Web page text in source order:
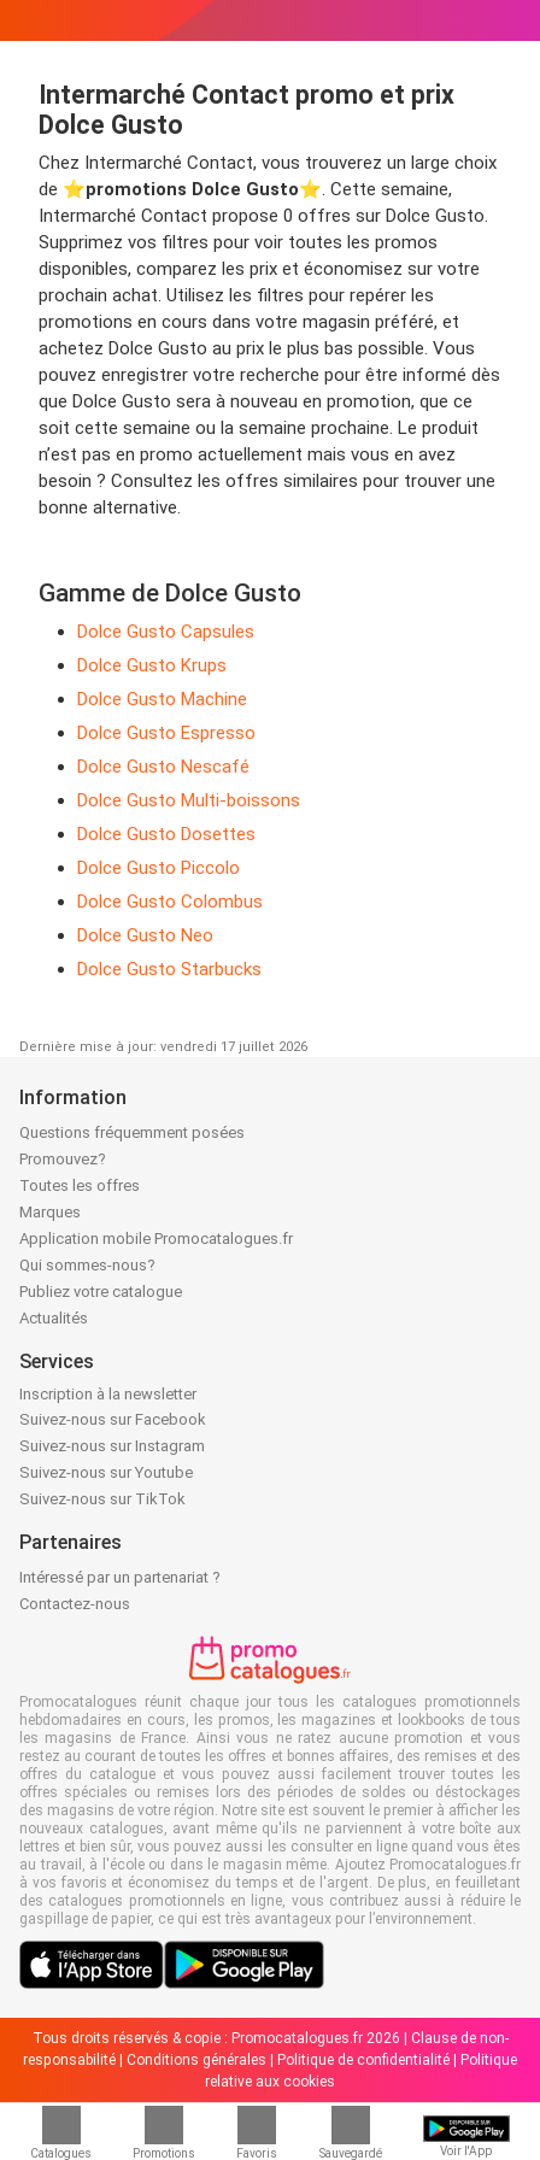
Catalogues Promotions Favoris Sauvegardé Voir l'App
Intermarché Contact promo et prix
Dolce Gusto
Chez Intermarché Contact, vous trouverez un large choix
de ⭐️promotions Dolce Gusto⭐️. Cette semaine,
Intermarché Contact propose 0 offres sur Dolce Gusto.
Supprimez vos filtres pour voir toutes les promos
disponibles, comparez les prix et économisez sur votre
prochain achat. Utilisez les filtres pour repérer les
promotions en cours dans votre magasin préféré, et
achetez Dolce Gusto au prix le plus bas possible. Vous
pouvez enregistrer votre recherche pour être informé dès
que Dolce Gusto sera à nouveau en promotion, que ce
soit cette semaine ou la semaine prochaine. Le produit
n’est pas en promo actuellement mais vous en avez
besoin ? Consultez les offres similaires pour trouver une
bonne alternative.
Gamme de Dolce Gusto
Dolce Gusto Capsules
Dolce Gusto Krups
Dolce Gusto Machine
Dolce Gusto Espresso
Dolce Gusto Nescafé
Dolce Gusto Multi-boissons
Dolce Gusto Dosettes
Dolce Gusto Piccolo
Dolce Gusto Colombus
Dolce Gusto Neo
Dolce Gusto Starbucks
Dernière mise à jour: vendredi 17 juillet 2026
Information
Questions fréquemment posées
Promouvez?
Toutes les offres
Marques
Application mobile Promocatalogues.fr
Qui sommes-nous?
Publiez votre catalogue
Actualités
Services
Inscription à la newsletter
Suivez-nous sur Facebook
Suivez-nous sur Instagram
Suivez-nous sur Youtube
Suivez-nous sur TikTok
Partenaires
Intéressé par un partenariat ?
Contactez-nous
Promocatalogues réunit chaque jour tous les catalogues promotionnels
hebdomadaires en cours, les promos, les magazines et lookbooks de tous
les magasins de France. Ainsi vous ne ratez aucune promotion et vous
restez au courant de toutes les offres et bonnes affaires, des remises et des
offres du catalogue et vous pouvez aussi facilement trouver toutes les
offres spéciales ou remises lors des périodes de soldes ou déstockages
des magasins de votre région. Notre site est souvent le premier à afficher les
nouveaux catalogues, avant même qu'ils ne parviennent à votre boîte aux
lettres et bien sûr, vous pouvez aussi les consulter en ligne quand vous êtes
au travail, à l'école ou dans le magasin même. Ajoutez Promocatalogues.fr
à vos favoris et économisez du temps et de l'argent. De plus, en feuilletant
des catalogues promotionnels en ligne, vous contribuez aussi à réduire le
gaspillage de papier, ce qui est très avantageux pour l’environnement.
Tous droits réservés & copie : Promocatalogues.fr 2026 | Clause de non-
responsabilité
Conditions générales Politique de confidentialité
Politique
relative aux cookies